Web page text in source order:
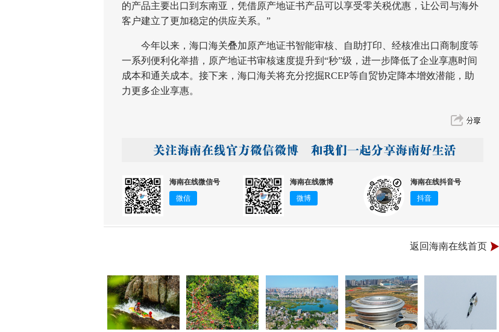
的产品主要出口到东南亚，凭借原产地证书产品可以享受零关税优惠，让公司与海外
客户建立了更加稳定的供应关系。”
今年以来，海口海关叠加原产地证书智能审核、自助打印、经核准出口商制度等
一系列便利化举措，原产地证书审核速度提升到“秒”级，进一步降低了企业享惠时间
成本和通关成本。接下来，海口海关将充分挖掘RCEP等自贸协定降本增效潜能，助
力更多企业享惠。
海南在线微信号
微信
海南在线微博
微博
海南在线抖音号
抖音
返回海南在线首页